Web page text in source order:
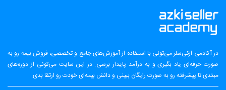
در آکادمی ازکی‌سلر می‌تونی با استفاده از آموزش‌های جامع و تخصصی، فروش بیمه رو به
صورت حرفه‌ای یاد بگیری و به درآمد پایدار برسی. در این سایت می‌تونی از دوره‌های
مبتدی تا پیشرفته رو به صورت رایگان ببینی و دانش بیمه‌ای خودت رو ارتقا بدی.